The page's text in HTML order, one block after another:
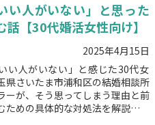
い人がいない」と思った
話【30代婚活女性向け】
2025年4月15日
い人がいない」と感じた30代女
県さいたま市浦和区の結婚相談所
ーが、そう思ってしまう理由と前
ための具体的な対処法を解説しま